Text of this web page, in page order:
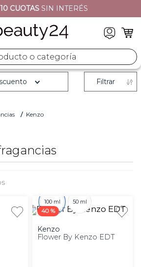
10 CUOTAS SIN INTERÉS
o categoría
Kenzo
Filtrar
40 %
100 ml 50 ml
Kenzo
Flower By Kenzo EDT